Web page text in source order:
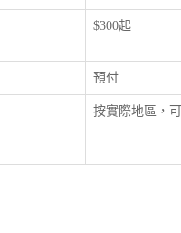
$300起
預付
按實際地區，